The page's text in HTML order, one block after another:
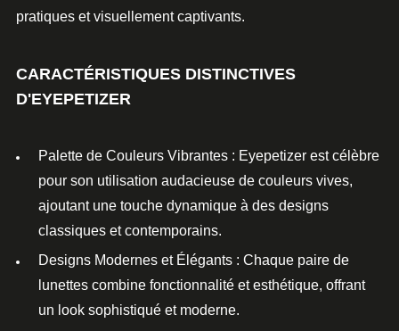
pratiques et visuellement captivants.
CARACTÉRISTIQUES DISTINCTIVES
D'EYEPETIZER
Palette de Couleurs Vibrantes : Eyepetizer est célèbre
pour son utilisation audacieuse de couleurs vives,
ajoutant une touche dynamique à des designs
classiques et contemporains.
Designs Modernes et Élégants : Chaque paire de
lunettes combine fonctionnalité et esthétique, offrant
un look sophistiqué et moderne.